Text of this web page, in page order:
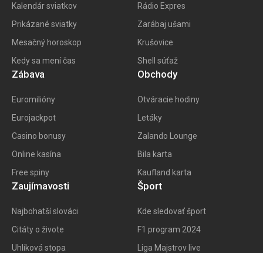
Kalendár sviatkov
Prikázané sviatky
Mesačný horoskop
Kedy sa mení čas
Rádio Expres
Zarábaj ušami
Krušovice
Shell súťaž
Zábava
Euromilióny
Eurojackpot
Casino bonusy
Online kasína
Free spiny
Obchody
Otváracie hodiny
Letáky
Zalando Lounge
Bila karta
Kaufland karta
Zaujímavosti
Najbohatší slováci
Citáty o živote
Uhlíková stopa
Šport
Kde sledovať šport
F1 program 2024
Liga Majstrov live